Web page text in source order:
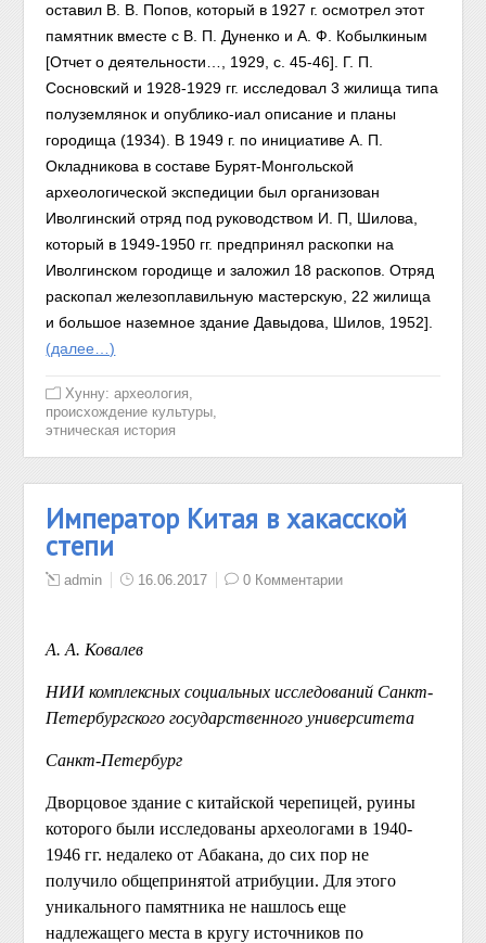
оставил В. В. Попов, который в 1927 г.осмотрел этот
памятник вместе с В. П. Дуненко и А. Ф. Кобылкиным
[Отчето деятельности…, 1929, с. 45-46]. Г. П.
Сосновский и 1928-1929 гг. исследовал 3 жилища типа
полуземлянок и опублико-иалописание и планы
городища (1934). В 1949 г. по инициативеА. П.
Окладникова в составе Бурят-Монгольской
археологическойэкспедициибыл организован
Иволгинский отряд под руководством И. П, Шилова,
который в 1949-1950 гг. предпринял раскопки на
Иволгинском городище и заложил 18 раскопов. Отряд
раскопал железоплавильную мастерскую, 22 жилища
и большое наземное здание Давыдова, Шилов, 1952].
(далее…)
Хунну: археология,
происхождение культуры,
этническая история
Император Китая в хакасской
степи
admin 16.06.2017 0 Комментарии
А. А. Ковалев
НИИ комплексных социальных исследований Санкт-
Петербургского государственного университета
Санкт-Петербург
Дворцовое здание с китайской черепицей, руины
которого были исследованы археологами в 1940-
1946 гг. недалеко от Абакана, до сих пор не
получило общепринятой атрибуции. Для этого
уникального памятника не нашлось еще
надлежащего места в кругу источников по